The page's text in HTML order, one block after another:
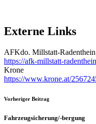
Externe Links
AFKdo. Millstatt-Radenthein
https://afk-millstatt-
Krone
https://www.krone.at/
Vorheriger Beitrag
Fahrzeugsicherung/-bergung